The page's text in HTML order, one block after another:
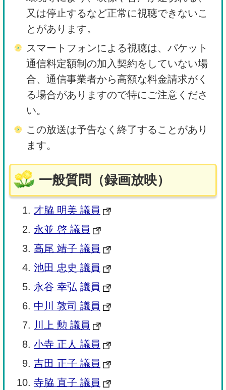
又は停止するなど正常に視聴できないこ
とがあります。
スマートフォンによる視聴は、パケット
通信料定額制の加入契約をしていない場
合、通信事業者から高額な料金請求がく
る場合がありますので特にご注意くださ
い。
この放送は予告なく終了することがあり
ます。
一般質問（録画放映）
才脇 明美 議員
永並 啓 議員
高尾 靖子 議員
池田 忠史 議員
永谷 幸弘 議員
中川 敦司 議員
川上 勲 議員
小寺 正人 議員
吉田 正子 議員
寺脇 直子 議員